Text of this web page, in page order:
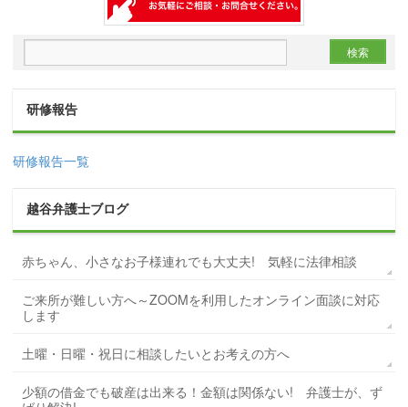
研修報告
研修報告一覧
越谷弁護士ブログ
赤ちゃん、小さなお子様連れでも大丈夫! 気軽に法律相談
ご来所が難しい方へ～ZOOMを利用したオンライン面談に対応
します
土曜・日曜・祝日に相談したいとお考えの方へ
少額の借金でも破産は出来る！金額は関係ない! 弁護士が、ず